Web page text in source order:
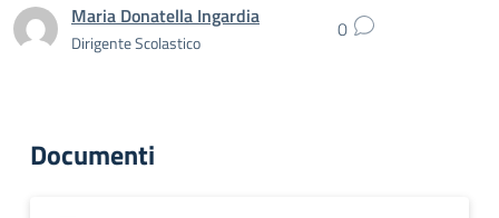
Maria Donatella Ingardia
Dirigente Scolastico 0
Documenti